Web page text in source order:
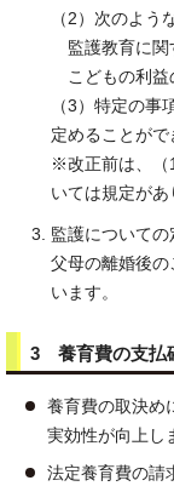
（2）次のよう
監護教育に関
こどもの利益
（3）特定の事
定めることがで
※改正前は、（
いては規定があ
監護についての
父母の離婚後
います。
3 養育費の支払
養育費の取決め
実効性が向上し
法定養育費の請